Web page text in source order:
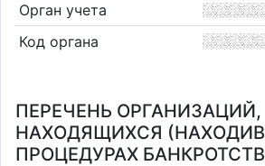
Орган учета
Код органа
ПЕРЕЧЕНЬ ОРГАНИЗАЦИЙ,
НАХОДЯЩИХСЯ
ПРОЦЕДУРАХ